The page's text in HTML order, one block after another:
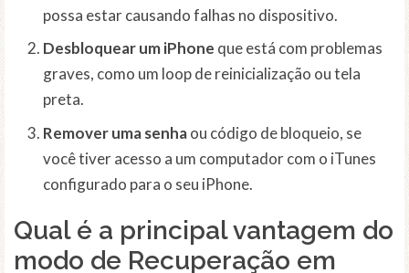
possa estar causando falhas no dispositivo.
Desbloquear um iPhone que está com problemas
graves, como um loop de reinicialização ou tela
preta.
Remover uma senhaou código de bloqueio, se
você tiver acesso a um computador com o iTunes
configurado para o seu iPhone.
Qual é a principal vantagem do
modo de Recuperação em